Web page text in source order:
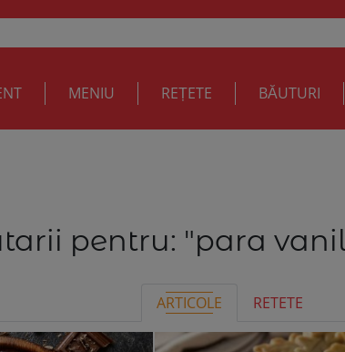
MENIU REȚETE BĂUTURI
pentru: "para
ARTICOLE RETETE